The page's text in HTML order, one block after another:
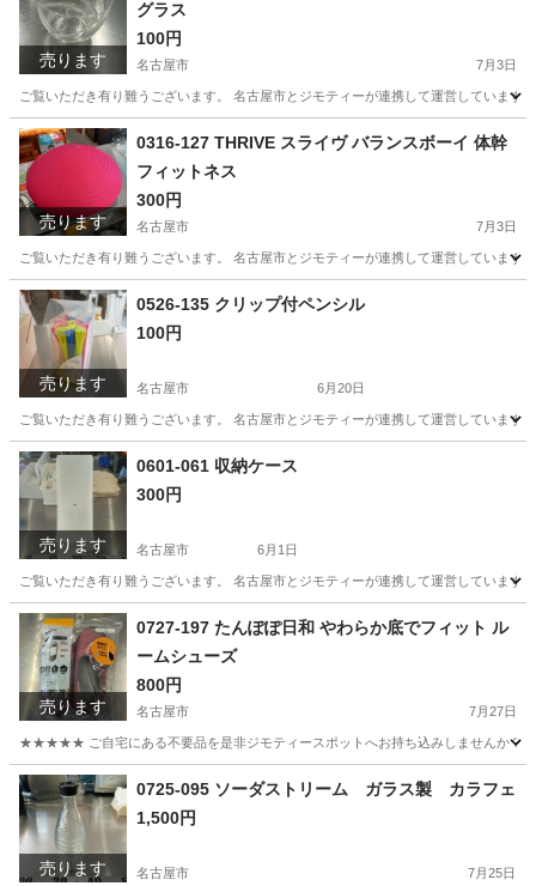
売ります
グラス
100円
名古屋市 7月3日
ご覧いただき有り難うございます。 名古屋市とジモティーが連携して運営してい
愛知 名古屋市
売ります
0316-127 THRIVE スライヴ バランスボーイ 体幹
フィットネス
300円
名古屋市 7月3日
ご覧いただき有り難うございます。 名古屋市とジモティーが連携して運営していま
愛知 名古屋市 リユース
売ります
0526-135 クリップ付ペンシル
100円
名古屋市 6月20日
ご覧いただき有り難うございます。 名古屋市とジモティーが連携して運営してい
愛知 名古屋市 リユース
売ります
0601-061 収納ケース
300円
名古屋市 6月1日
ご覧いただき有り難うございます。 名古屋市とジモティーが連携して運営してい
愛知 名古屋市 リユース
売ります
0727-197 たんぽぽ日和 やわらか底でフィット ル
ームシューズ
800円
名古屋市 7月27日
★★★★★ ご自宅にある不要品を是非ジモティースポットへお持ち込みしませんか？
愛知 名古屋市 ルームシューズ
売ります
0725-095 ソーダストリーム ガラス製 カラフェ
1,500円
名古屋市 7月25日